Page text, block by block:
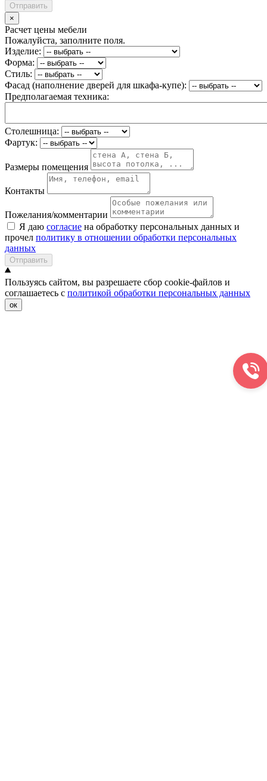
Отправить
×
Расчет цены мебели
Пожалуйста, заполните поля.
Изделие:
Форма:
Стиль:
Фасад (наполнение дверей для шкафа-купе):
Предполагаемая техника:
Столешница:
Фартук:
Размеры помещения
Контакты
Пожелания/комментарии
Я даю согласие на обработку персональных данных и
прочел политику в отношении обработки персональных
данных
Отправить
Пользуясь сайтом, вы разрешаете сбор cookie-файлов и
соглашаетесь с политикой обработки персональных данных
ок